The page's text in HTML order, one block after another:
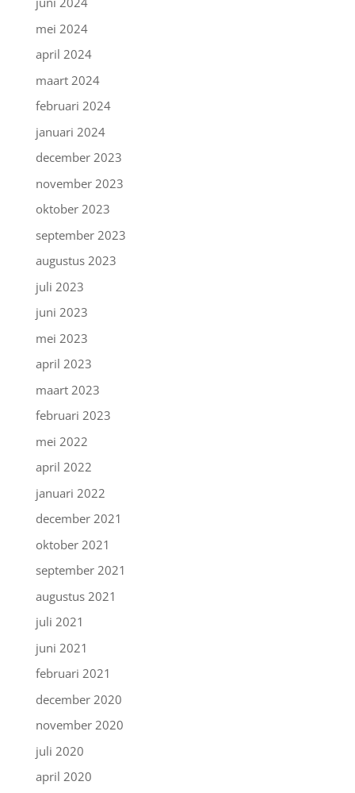
mei 2024
april 2024
maart 2024
februari 2024
januari 2024
december 2023
november 2023
oktober 2023
september 2023
augustus 2023
juli 2023
juni 2023
mei 2023
april 2023
maart 2023
februari 2023
mei 2022
april 2022
januari 2022
december 2021
oktober 2021
september 2021
augustus 2021
juli 2021
juni 2021
februari 2021
december 2020
november 2020
juli 2020
april 2020